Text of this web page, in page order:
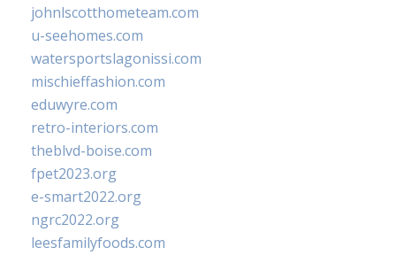
johnlscotthometeam.com
u-seehomes.com
watersportslagonissi.com
mischieffashion.com
eduwyre.com
retro-interiors.com
theblvd-boise.com
fpet2023.org
e-smart2022.org
ngrc2022.org
leesfamilyfoods.com